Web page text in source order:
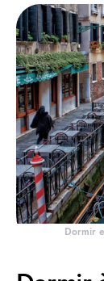
Dormir